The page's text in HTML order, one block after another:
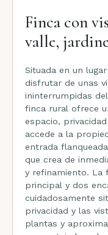
Finca con
valle,
Situada en un
disfrutar de unas
ininterrumpidas
finca rural ofrece
espacio,
accede a la
entrada
que crea de
y refinamiento. La
principal y dos
cuidadosamente
privacidad y las vistas. La casa principal,
plantas y